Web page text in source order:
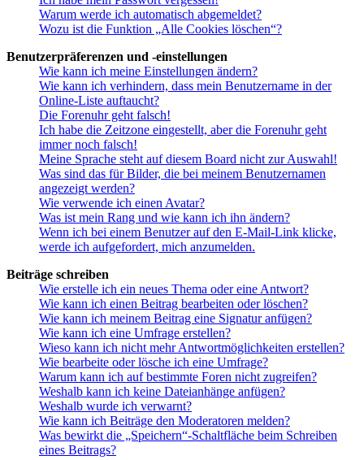
Warum werde ich automatisch abgemeldet?
Wozu ist die Funktion „Alle Cookies löschen“?
Benutzerpräferenzen und -einstellungen
Wie kann ich meine Einstellungen ändern?
Wie kann ich verhindern, dass mein Benutzername in der
Online-Liste auftaucht?
Die Forenuhr geht falsch!
Ich habe die Zeitzone eingestellt, aber die Forenuhr geht
immer noch falsch!
Meine Sprache steht auf diesem Board nicht zur Auswahl!
Was sind das für Bilder, die bei meinem Benutzernamen
angezeigt werden?
Wie verwende ich einen Avatar?
Was ist mein Rang und wie kann ich ihn ändern?
Wenn ich bei einem Benutzer auf den E-Mail-Link klicke,
werde ich aufgefordert, mich anzumelden.
Beiträge schreiben
Wie erstelle ich ein neues Thema oder eine Antwort?
Wie kann ich einen Beitrag bearbeiten oder löschen?
Wie kann ich meinem Beitrag eine Signatur anfügen?
Wie kann ich eine Umfrage erstellen?
Wieso kann ich nicht mehr Antwortmöglichkeiten erstellen?
Wie bearbeite oder lösche ich eine Umfrage?
Warum kann ich auf bestimmte Foren nicht zugreifen?
Weshalb kann ich keine Dateianhänge anfügen?
Weshalb wurde ich verwarnt?
Wie kann ich Beiträge den Moderatoren melden?
Was bewirkt die „Speichern“-Schaltfläche beim Schreiben
eines Beitrags?